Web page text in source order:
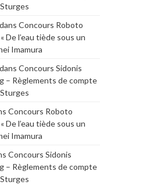
dans Concours Roboto
De l’eau tiède sous un
Imamura
dans Concours Sidonis
– Règlements de compte
Concours Roboto
De l’eau tiède sous un
Imamura
Concours Sidonis
– Règlements de compte